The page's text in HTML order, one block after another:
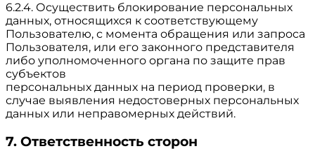
6.2.4. Осуществить блокирование персональных
данных, относящихся к соответствующему
Пользователю, с момента обращения или запроса
Пользователя, или его законного представителя
либо уполномоченного органа по защите прав
субъектов
персональных данных на период проверки, в
случае выявления недостоверных персональных
данных или неправомерных действий.
7. Ответственность сторон